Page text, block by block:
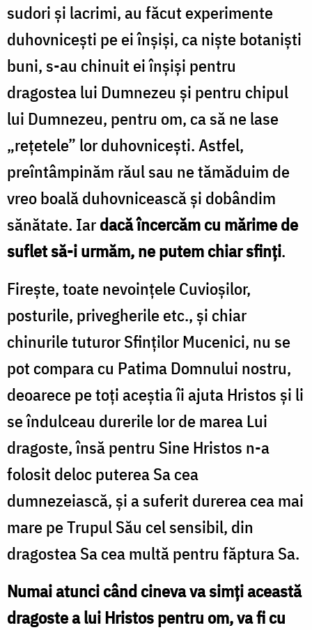
sudori și lacrimi, au făcut experimente
duhovnicești pe ei înșiși, ca niște botaniști
buni, s-au chinuit ei înșiși pentru
dragostea lui Dumnezeu și pentru chipul
lui Dumnezeu, pentru om, ca să ne lase
„rețetele” lor duhovnicești. Astfel,
preîntâmpinăm răul sau ne tămăduim de
vreo boa­lă duhovnicească și dobândim
sănătate. Iardacă în­cercăm cu mărime de
suflet să-i urmăm, ne putem chiar sfinți.
Firește, toate nevoințele Cuvioșilor,
posturile, privegherile etc., și chiar
chinurile tuturor Sfinților Mucenici, nu se
pot compara cu Patima Domnului nostru,
deoarece pe toți aceștia îi ajuta Hristos și li
se îndulceau durerile lor de marea Lui
dragoste, însă pentru Sine Hristos n-a
folosit deloc puterea Sa cea
dumnezeiască, și a suferit durerea cea mai
mare pe Trupul Său cel sensibil, din
dragostea Sa cea multă pentru făptura Sa.
Numai atunci când ci­neva va simți această
dragoste a lui Hristos pentru om, va fi cu